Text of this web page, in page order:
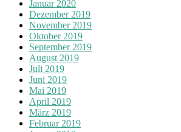
Januar 2020
Dezember 2019
November 2019
Oktober 2019
September 2019
August 2019
Juli 2019
Juni 2019
Mai 2019
April 2019
März 2019
Februar 2019